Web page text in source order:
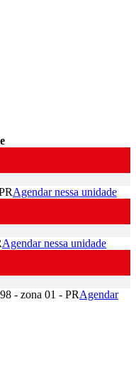
Agendar nessa unidade
Agendar nessa unidade
- zona 01 - PRAgendar